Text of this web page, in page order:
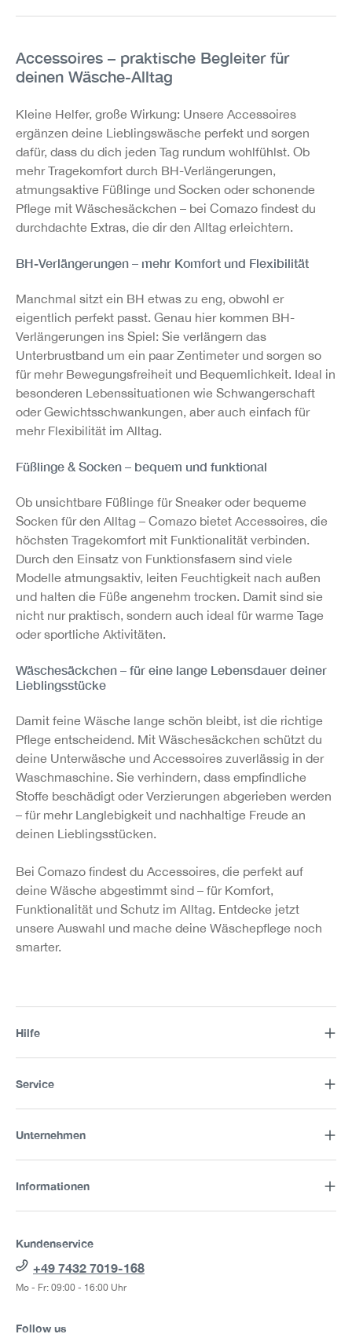
Accessoires – praktische Begleiter für
deinen Wäsche-Alltag
Kleine Helfer, große Wirkung: Unsere Accessoires
ergänzen deine Lieblingswäsche perfekt und sorgen
dafür, dass du dich jeden Tag rundum wohlfühlst. Ob
mehr Tragekomfort durch BH-Verlängerungen,
atmungsaktive Füßlinge und Socken oder schonende
Pflege mit Wäschesäckchen – bei Comazo findest du
durchdachte Extras, die dir den Alltag erleichtern.
BH-Verlängerungen – mehr Komfort und Flexibilität
Manchmal sitzt ein BH etwas zu eng, obwohl er
eigentlich perfekt passt. Genau hier kommen BH-
Verlängerungen ins Spiel: Sie verlängern das
Unterbrustband um ein paar Zentimeter und sorgen so
für mehr Bewegungsfreiheit und Bequemlichkeit. Ideal in
besonderen Lebenssituationen wie Schwangerschaft
oder Gewichtsschwankungen, aber auch einfach für
mehr Flexibilität im Alltag.
Füßlinge & Socken – bequem und funktional
Ob unsichtbare Füßlinge für Sneaker oder bequeme
Socken für den Alltag – Comazo bietet Accessoires, die
höchsten Tragekomfort mit Funktionalität verbinden.
Durch den Einsatz von Funktionsfasern sind viele
Modelle atmungsaktiv, leiten Feuchtigkeit nach außen
und halten die Füße angenehm trocken. Damit sind sie
nicht nur praktisch, sondern auch ideal für warme Tage
oder sportliche Aktivitäten.
Wäschesäckchen – für eine lange Lebensdauer deiner
Lieblingsstücke
Damit feine Wäsche lange schön bleibt, ist die richtige
Pflege entscheidend. Mit Wäschesäckchen schützt du
deine Unterwäsche und Accessoires zuverlässig in der
Waschmaschine. Sie verhindern, dass empfindliche
Stoffe beschädigt oder Verzierungen abgerieben werden
– für mehr Langlebigkeit und nachhaltige Freude an
deinen Lieblingsstücken.
Bei Comazo findest du Accessoires, die perfekt auf
deine Wäsche abgestimmt sind – für Komfort,
Funktionalität und Schutz im Alltag. Entdecke jetzt
unsere Auswahl und mache deine Wäschepflege noch
smarter.
Hilfe
Service
Unternehmen
Informationen
Kundenservice
+49 7432 7019-168
Mo - Fr: 09:00 - 16:00 Uhr
Follow us